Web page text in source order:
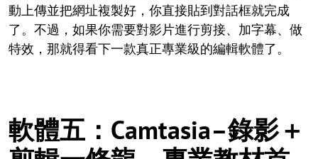
動上傳並把網址複製好，你直接貼到對話框就完成
了。不過，如果你需要對影片進行剪接、加字幕、做
特效，那就得看下一款真正專業級的編輯軟體了。
軟體五：Camtasia–錄影＋